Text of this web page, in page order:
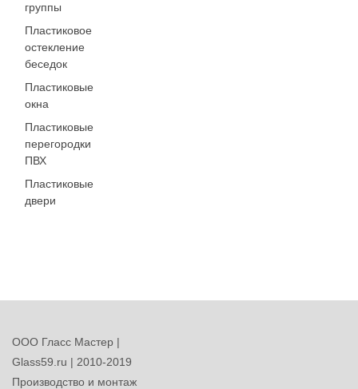
группы
Пластиковое
остекление
беседок
Пластиковые
окна
Пластиковые
перегородки
ПВХ
Пластиковые
двери
ООО Гласс Мастер |
Glass59.ru | 2010-2019
Производство и монтаж